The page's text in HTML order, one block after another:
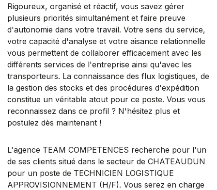
Rigoureux, organisé et réactif, vous savez gérer
plusieurs priorités simultanément et faire preuve
d'autonomie dans votre travail. Votre sens du service,
votre capacité d'analyse et votre aisance relationnelle
vous permettent de collaborer efficacement avec les
différents services de l'entreprise ainsi qu'avec les
transporteurs. La connaissance des flux logistiques, de
la gestion des stocks et des procédures d'expédition
constitue un véritable atout pour ce poste. Vous vous
reconnaissez dans ce profil ? N'hésitez plus et
postulez dès maintenant !
L'agence TEAM COMPETENCES recherche pour l'un
de ses clients situé dans le secteur de CHATEAUDUN
pour un poste de TECHNICIEN LOGISTIQUE
APPROVISIONNEMENT (H/F). Vous serez en charge